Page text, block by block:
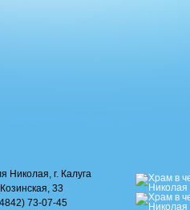
Николая, г. Калуга
33
73-07-45